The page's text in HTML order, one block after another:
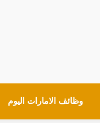
وظائف الامارات اليوم